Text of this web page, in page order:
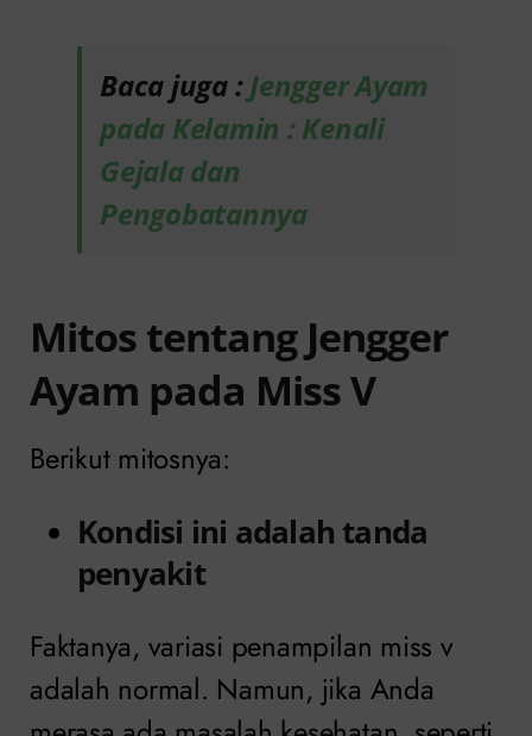
Baca juga :Jengger Ayam
pada Kelamin : Kenali
Gejala dan
Pengobatannya
Mitos tentang Jengger
Ayam pada Miss V
Berikut mitosnya:
Kondisi ini adalah tanda
penyakit
Faktanya, variasi penampilan miss v
adalah normal. Namun, jika Anda